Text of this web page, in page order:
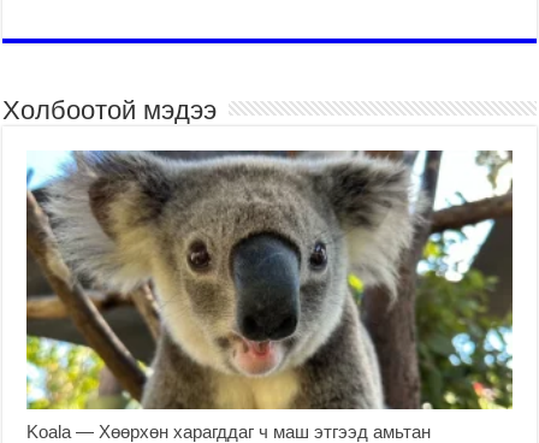
Холбоотой мэдээ
Koala — Хөөрхөн харагддаг ч маш этгээд амьтан